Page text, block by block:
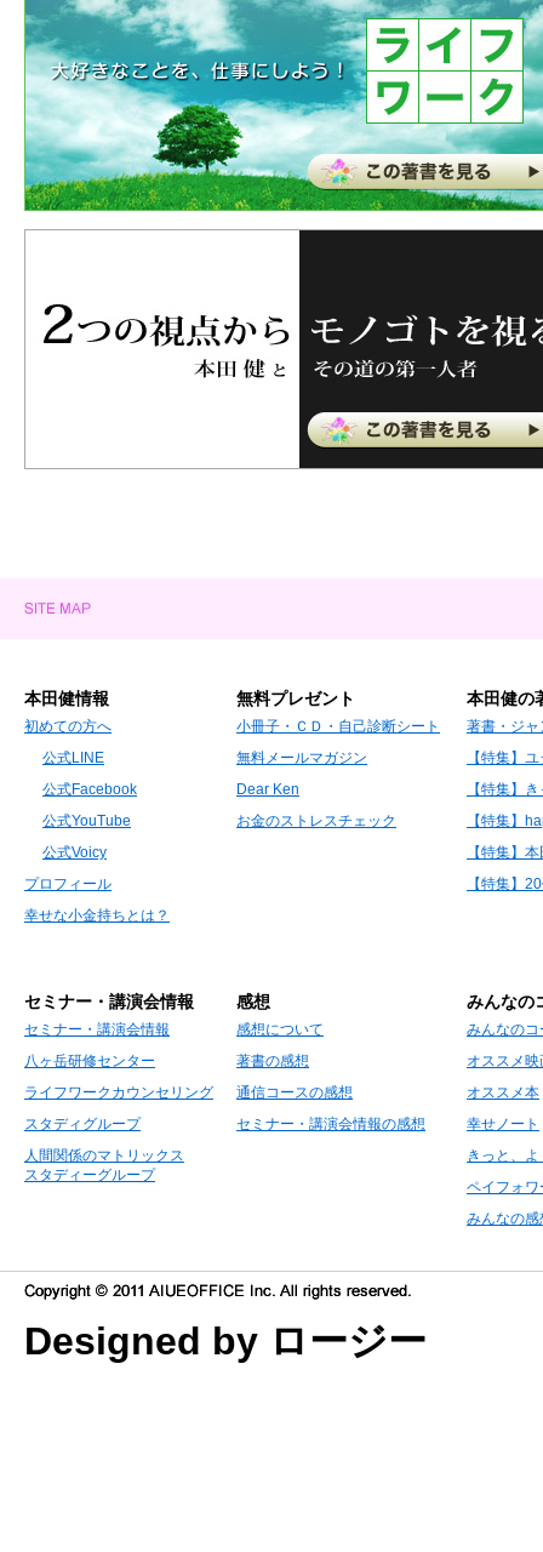
本田健情報
初めての方へ
公式LINE
公式Facebook
公式YouTube
公式Voicy
プロフィール
幸せな小金持ちとは？
無料プレゼント
小冊子・ＣＤ・自己診断シート
無料メールマガジン
Dear Ken
お金のストレスチェック
本田健の
著書・ジャ
【特集】
【特集】
【特集】
【特集】
【特集】
セミナー・講演会情報
セミナー・講演会情報
八ヶ岳研修センター
ライフワークカウンセリング
スタディグループ
人間関係のマトリックス
スタディーグループ
感想
感想について
著書の感想
通信コースの感想
セミナー・講演会情報の感想
みんなの
みんなの
オススメ映
オススメ本
幸せノート
きっと、
ペイフォワ
みんなの感
Designed by ロージー